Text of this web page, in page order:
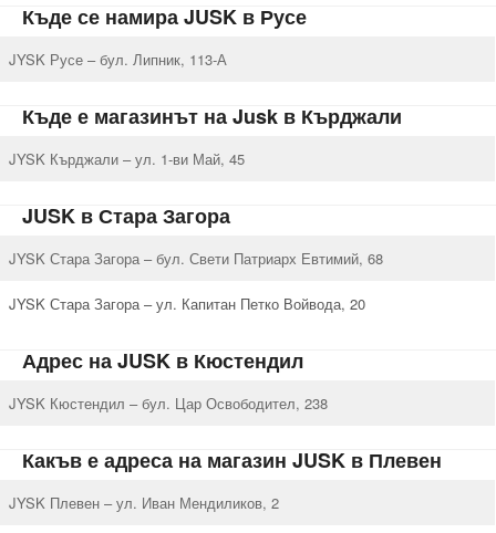
Къде се намира JUSK в Русе
JYSK Русе – бул. Липник, 113-А
Къде е магазинът на Jusk в Кърджали
JYSK Кърджали – ул. 1-ви Май, 45
JUSK в Стара Загора
JYSK Стара Загора – бул. Свети Патриарх Евтимий, 68
JYSK Стара Загора – ул. Капитан Петко Войвода, 20
Адрес на JUSK в Кюстендил
JYSK Кюстендил – бул. Цар Освободител, 238
Какъв е адреса на магазин JUSK в Плевен
JYSK Плевен – ул. Иван Мендиликов, 2